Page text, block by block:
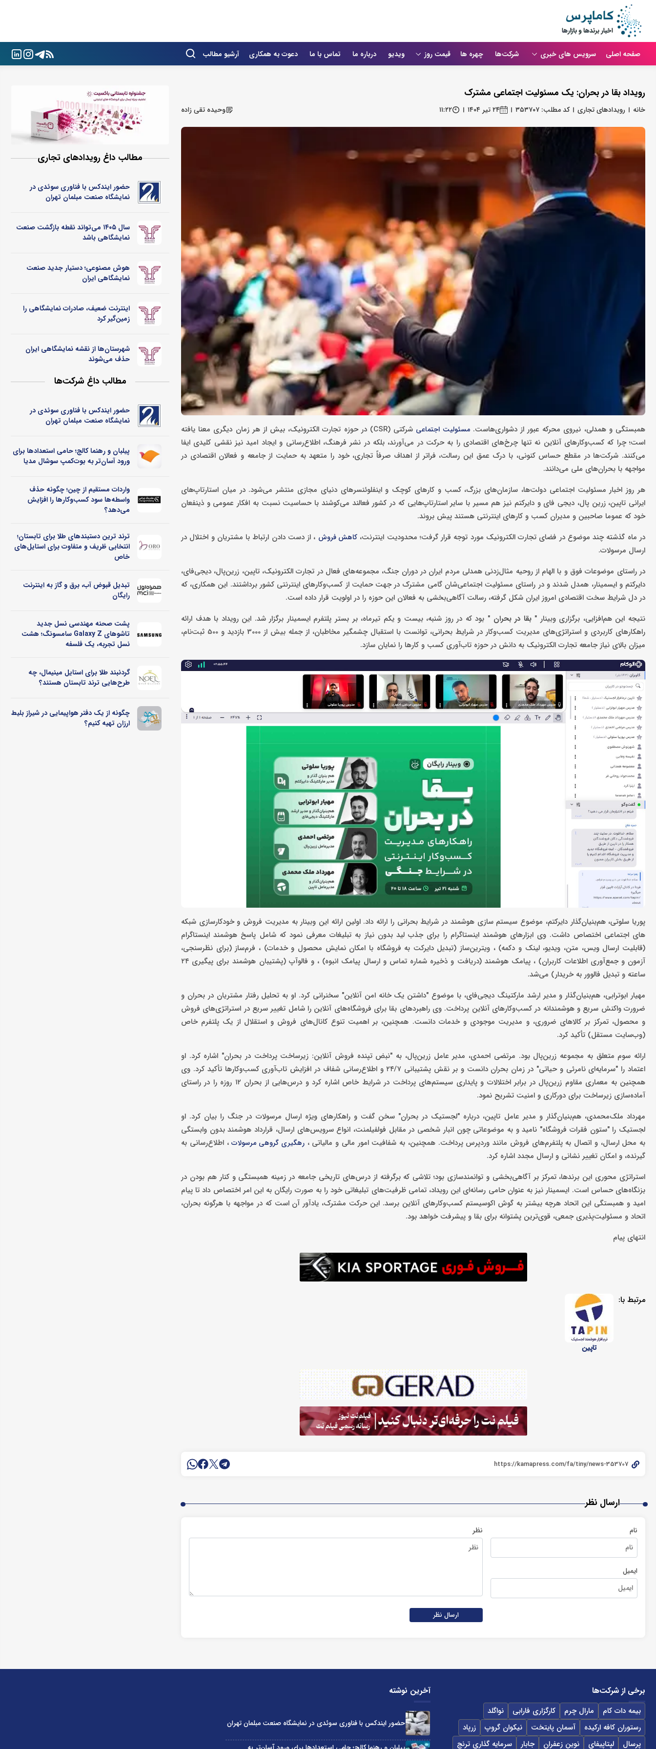
صفحه اصلی سرویس های خبری شرکت‌ها چهره ها قیمت روز ویدیو درباره ما تماس با ما دعوت به همکاری آرشیو مطالب
رویداد بقا در بحران: یک مسئولیت اجتماعی مشترک
خانه رویدادهای تجاری کد مطلب: ۳۵۳۷۰۷ ۲۴ تیر ۱۴۰۴ ۱۱:۲۲ وحیده تقی زاده
همبستگی و همدلی، نیروی محرکه عبور از دشواری‌هاست.مسئولیت اجتماعی
شرکتی (CSR) در حوزه تجارت الکترونیک، بیش از هر زمان دیگری معنا یافته
است؛ چرا که کسب‌وکارهای آنلاین نه تنها چرخ‌های اقتصادی را به حرکت در می‌آورند، بلکه در نشر فرهنگ، اطلاع‌رسانی و ایجاد امید نیز نقشی کلیدی ایفا
می‌کنند. شرکت‌ها در مقطع حساس کنونی، با درک عمق این رسالت، فراتر از اهداف صرفاً تجاری، خود را متعهد به حمایت از جامعه و فعالان اقتصادی در
مواجهه با بحران‌های ملی می‌دانند.
هر روز اخبار مسئولیت اجتماعی دولت‌ها، سازمان‌های بزرگ، کسب و کارهای کوچک و اینفلوئنسرهای دنیای مجازی منتشر می‌شود. در میان استارتاپ‌های
ایرانی تاپین، زرین پال، دیجی فای و دایرکتم نیز هم مسیر با سایر استارتاپ‌هایی که در کشور فعالند می‌کوشند با حساسیت نسبت به افکار عمومی و ذینفعان
خود که عموما صاحبین و مدیران کسب و کارهای اینترنتی هستند پیش بروند.
در ماه گذشته چند موضوع در فضای تجارت الکترونیک مورد توجه قرار گرفت؛ محدودیت اینترنت،کاهش فروش ، از دست دادن ارتباط با مشتریان و اختلال در
ارسال مرسولات.
در راستای موضوعات فوق و با الهام از روحیه مثال‌زدنی همدلی مردم ایران در دوران جنگ، مجموعه‌های فعال در تجارت الکترونیک، تاپین، زرین‌پال، دیجی‌فای،
دایرکتم و ایسمینار، همدل شدند و در راستای مسئولیت اجتماعی‌شان گامی مشترک در جهت حمایت از کسب‌وکارهای اینترنتی کشور برداشتند. این همکاری، که
در دل شرایط سخت اقتصادی امروز ایران شکل گرفته، رسالت آگاهی‌بخشی به فعالان این حوزه را در اولویت قرار داده است.
نتیجه این هم‌افزایی، برگزاری وبینار "بقا در بحران " بود که در روز شنبه، بیست و یکم تیرماه، بر بستر پلتفرم ایسمینار برگزار شد. این رویداد با هدف ارائه
راهکارهای کاربردی و استراتژی‌های مدیریت کسب‌وکار در شرایط بحرانی، توانست با استقبال چشمگیر مخاطبان، از جمله بیش از 3000 بازدید و 500 ثبت‌نام،
میزان بالای نیاز جامعه تجارت الکترونیک به دانش در حوزه تاب‌آوری کسب و کارها را نمایان سازد.
پوریا سلوتی، هم‌بنیان‌گذار دایرکتم، موضوع سیستم سازی هوشمند در شرایط بحرانی را ارائه داد. اولین ارائه این وبینار به مدیریت فروش و خودکارسازی شبکه
های اجتماعی اختصاص داشت. وی ابزارهای هوشمند اینستاگرام را برای جذب لید بدون نیاز به تبلیغات معرفی نمود که شامل پاسخ هوشمند اینستاگرام
(قابلیت ارسال ویس، متن، ویدیو، لینک و دکمه) ، ویترین‌ساز (تبدیل دایرکت به فروشگاه با امکان نمایش محصول و خدمات) ، فرم‌ساز (برای نظرسنجی،
آزمون و جمع‌آوری اطلاعات کاربران) ، پیامک هوشمند (دریافت و ذخیره شماره تماس و ارسال پیامک انبوه) ، و فالوآپ (پشتیبان هوشمند برای پیگیری ۲۴
ساعته و تبدیل فالوور به خریدار) می‌شد.
مهیار ابوترابی، هم‌بنیان‌گذار و مدیر ارشد مارکتینگ دیجی‌فای، با موضوع "داشتن یک خانه امن آنلاین" سخنرانی کرد. او به تحلیل رفتار مشتریان در بحران و
ضرورت واکنش سریع و هوشمندانه در کسب‌وکارهای آنلاین پرداخت. وی راهبردهای بقا برای فروشگاه‌های آنلاین را شامل تغییر سریع در استراتژی‌های فروش
و محصول، تمرکز بر کالاهای ضروری، و مدیریت موجودی و خدمات دانست. همچنین، بر اهمیت تنوع کانال‌های فروش و استقلال از یک پلتفرم خاص
(وب‌سایت مستقل) تأکید کرد.
ارائه سوم متعلق به مجموعه زرین‌پال بود. مرتضی احمدی، مدیر عامل زرین‌پال، به "نبض تپنده فروش آنلاین: زیرساخت پرداخت در بحران" اشاره کرد. او
اعتماد را "سرمایه‌ای نامرئی و حیاتی" در زمان بحران دانست و بر نقش پشتیبانی ۲۴/۷ و اطلاع‌رسانی شفاف در افزایش تاب‌آوری کسب‌وکارها تأکید کرد. وی
همچنین به معماری مقاوم زرین‌پال در برابر اختلالات و پایداری سیستم‌های پرداخت در شرایط خاص اشاره کرد و درس‌هایی از بحران ۱۲ روزه را در راستای
آماده‌سازی زیرساخت برای دورکاری و امنیت تشریح نمود.
مهرداد ملک‌محمدی، هم‌بنیان‌گذار و مدیر عامل تاپین، درباره "لجستیک در بحران" سخن گفت و راهکارهای ویژه ارسال مرسولات در جنگ را بیان کرد. او
لجستیک را "ستون فقرات فروشگاه" نامید و به موضوعاتی چون انبار شخصی در مقابل فولفیلمنت، انواع سرویس‌های ارسال، قرارداد هوشمند بدون وابستگی
به محل ارسال، و اتصال به پلتفرم‌های فروش مانند وردپرس پرداخت. همچنین، به شفافیت امور مالی و مالیاتی ،رهگیری گروهی مرسولات، اطلاع‌رسانی به
گیرنده، و امکان تغییر نشانی و ارسال مجدد اشاره کرد.
استراتژی محوری این برندها، تمرکز بر آگاهی‌بخشی و توانمندسازی بود؛ تلاشی که برگرفته از درس‌های تاریخی جامعه در زمینه همبستگی و کنار هم بودن در
بزنگاه‌های حساس است. ایسمینار نیز به عنوان حامی رسانه‌ای این رویداد، تمامی ظرفیت‌های تبلیغاتی خود را به صورت رایگان به این امر اختصاص داد تا پیام
امید و همبستگی این اتحاد هرچه بیشتر به گوش اکوسیستم کسب‌وکارهای آنلاین برسد. این حرکت مشترک، یادآور آن است که در مواجهه با هرگونه بحران،
اتحاد و مسئولیت‌پذیری جمعی، قوی‌ترین پشتوانه برای بقا و پیشرفت خواهد بود.
انتهای پیام
مرتبط با:
تاپین
ارسال نظر
نام
ایمیل
نظر
ارسال نظر
مطالب داغ رویدادهای تجاری
حضور ایندکس با فناوری سوئدی در
نمایشگاه صنعت مبلمان تهران
سال ۱۴۰۵ می‌تواند نقطه بازگشت صنعت
نمایشگاهی باشد
هوش مصنوعی؛ دستیار جدید صنعت
نمایشگاهی ایران
اینترنت ضعیف، صادرات نمایشگاهی را
زمین‌گیر کرد
شهرستان‌ها از نقشه نمایشگاهی ایران
حذف می‌شوند
مطالب داغ شرکت‌ها
حضور ایندکس با فناوری سوئدی در
نمایشگاه صنعت مبلمان تهران
پیلبان و رهنما کالج؛ حامی استعدادها برای
ورود آسان‌تر به بوت‌کمپ سوشال مدیا
واردات مستقیم از چین؛ چگونه حذف
واسطه‌ها سود کسب‌وکارها را افزایش
می‌دهد؟
ترند ترین دستبندهای طلا برای تابستان؛
انتخابی ظریف و متفاوت برای استایل‌های
خاص
تبدیل قبوض آب، برق و گاز به اینترنت
رایگان
پشت صحنه مهندسی نسل جدید
تاشوهای Galaxy Z سامسونگ؛ هشت
نسل تجربه، یک فلسفه
گردنبند طلا برای استایل مینیمال، چه
طرح‌هایی ترند تابستان هستند؟
چگونه از یک دفتر هواپیمایی در شیراز بلیط
ارزان تهیه کنیم؟
برخی از شرکت‌ها
بیمه دات کام مارال چرم کارگزاری فارابی
نواگلد
رستوران کافه ارکیده
آسمان پایتخت نیکوان گروپ
زرپاد
پرسال
لپتاپیفای نوین زعفران جابار سرمایه گذاری ترنج
آخرین نوشته
حضور ایندکس با فناوری سوئدی در نمایشگاه صنعت مبلمان تهران